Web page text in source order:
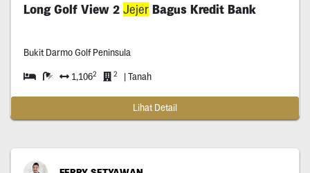
Long Golf View 2 JejerBagus Kredit Bank
Bukit Darmo Golf Peninsula
1,1062 2 | Tanah
Lihat Detail